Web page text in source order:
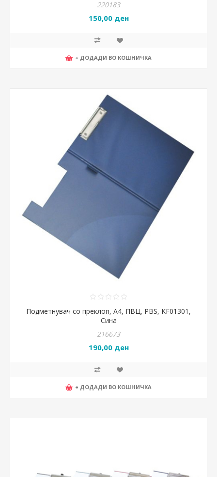
220183
150,00 ден
+ ДОДАДИ ВО КОШНИЧКА
Подметнувач со преклоп, А4, ПВЦ, PBS, KF01301,
Сина
216673
190,00 ден
+ ДОДАДИ ВО КОШНИЧКА